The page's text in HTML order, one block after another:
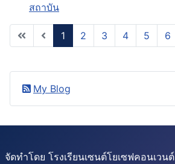
สถาบัน
1 2 3 4 5 6
My Blog
จัดทำโดย โรงเรียนเซนต์โยเซฟคอนเวนต์